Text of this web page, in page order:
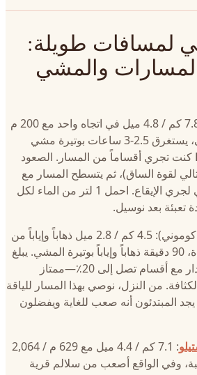
لمسافات طويلة:
والمشي
من نوسيل: 7.8 كم / 4.8 ميل في اتجاه واحد مع 200 م
/ 656 قدم ارتفاع تراكمي، يستغرق 2.5-3 ساعات بوتيرة مشي
2 ساعة إذا كنت تجري أقساماً من المسار. الصعود
لقوة الساق)، ثم يتسطح المسار مع
تضاريس متموجة—مثالي لجري الإيقاع. احمل 1 لتر من الماء لكل
تعبئة بعد نوسيل.
مسار قمة الجبل (مونتي كوموني): 4.5 كم / 2.8 ميل ذهاباً وإياباً من
كييزا نوفا، منعطفات حادة، 90 دقيقة ذهاباً وإياباً بوتيرة المشي. يبلغ
متوسط الصعود 12٪ انحدار مع أقسام تصل إلى 20٪—ممتاز
من النزل، نوصي بهذا المسار للياقة
يجد المبتدئون أنه صعب للغاية ويفضلون
: 7.1 كم / 4.4 ميل مع 629 م / 2,064
وفي الواقع أصعب من سلالم قرية